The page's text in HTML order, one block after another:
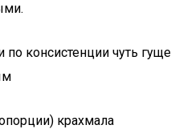
консистенции чуть гуще
крахмала